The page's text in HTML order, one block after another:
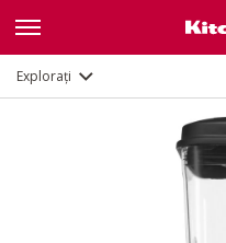
Explorați